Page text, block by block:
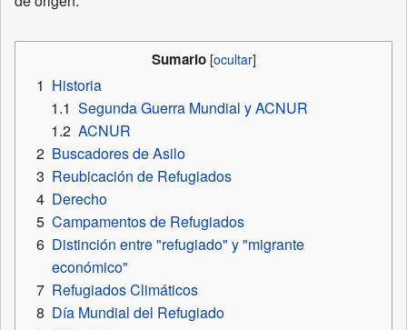
Sumario
1 Historia
1.1 Segunda Guerra Mundial y ACNUR
1.2 ACNUR
2 Buscadores de Asilo
3 Reubicación de Refugiados
4 Derecho
5 Campamentos de Refugiados
6 Distinción entre "refugiado" y "migrante
económico"
7 Refugiados Climáticos
8 Día Mundial del Refugiado